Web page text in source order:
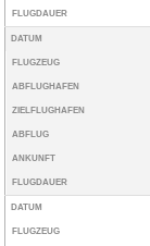
FLUGDAUER
DATUM
FLUGZEUG
ABFLUGHAFEN
ZIELFLUGHAFEN
ABFLUG
ANKUNFT
FLUGDAUER
DATUM
FLUGZEUG